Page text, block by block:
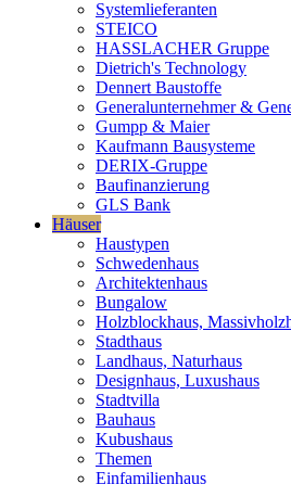
Systemlieferanten
STEICO
HASSLACHER Gruppe
Dietrich's Technology
Dennert Baustoffe
Generalunternehmer &
Gumpp & Maier
Kaufmann Bausysteme
DERIX-Gruppe
Baufinanzierung
GLS Bank
Häuser
Haustypen
Schwedenhaus
Architektenhaus
Bungalow
Holzblockhaus,
Stadthaus
Landhaus, Naturhaus
Designhaus, Luxushaus
Stadtvilla
Bauhaus
Kubushaus
Themen
Einfamilienhaus